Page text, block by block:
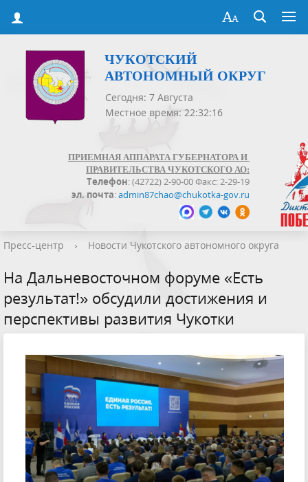
ЧУКОТСКИЙ
АВТОНОМНЫЙ ОКРУГ
Сегодня: 7 Августа
Местное время: 22:32:17
ПРИЕМНАЯ АППАРАТА ГУБЕРНАТОРА И
ПРАВИТЕЛЬСТВА ЧУКОТСКОГО АО:
Телефон: (42722) 2-90-00 Факс: 2-29-19
эл. почта:admin87chao@chukotka-gov.ru
Пресс-центр › Новости Чукотского автономного округа
На Дальневосточном форуме «Есть
результат!» обсудили достижения и
перспективы развития Чукотки